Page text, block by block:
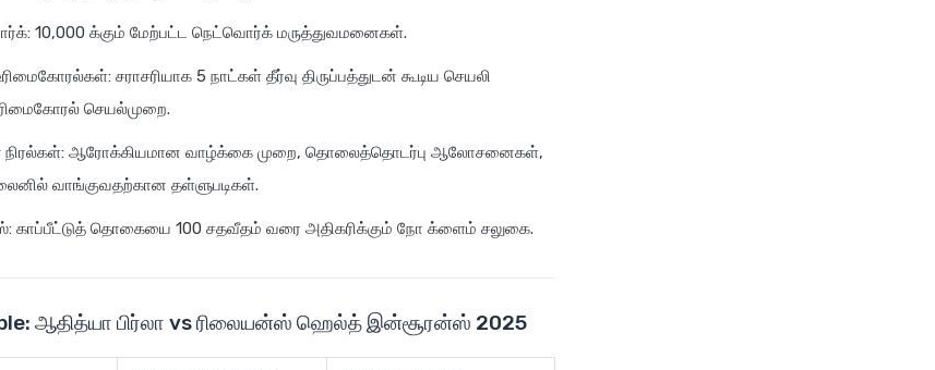
10,000 க்கும் மேற்பட்ட நெட்வொர்க் மருத்துவமனைகள்.
சராசரியாக 5 நாட்கள் தீர்வு திருப்பத்துடன் கூடிய செயலி
செயல்முறை.
ஆரோக்கியமான வாழ்க்கை முறை, தொலைத்தொடர்பு ஆலோசனைகள்,
வாங்குவதற்கான தள்ளுபடிகள்.
தொகையை 100 சதவீதம் வரை அதிகரிக்கும் நோ க்ளைம் சலுகை.
ஆதித்யா பிர்லா vs ரிலையன்ஸ் ஹெல்த் இன்சூரன்ஸ் 2025